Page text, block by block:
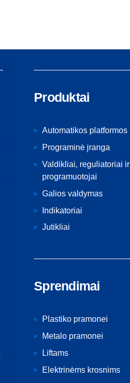
Produktai
Automatikos platformos
Programinė įranga
Valdikliai, reguliatoriai ir
programuotojai
Galios valdymas
Indikatoriai
Jutikliai
Sprendimai
Plastiko pramonei
Metalo pramonei
Liftams
Elektrinėms krosnims